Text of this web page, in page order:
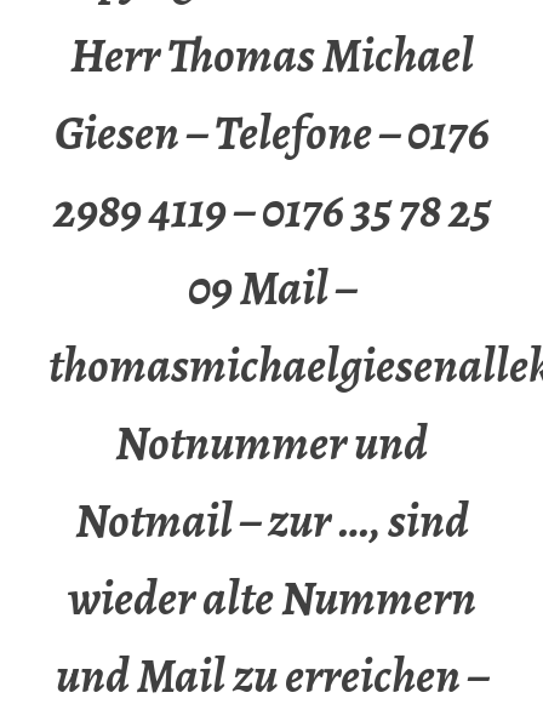
Herr Thomas Michael
Giesen – Telefone – 0176
2989 4119 – 0176 35 78 25
09 Mail –
Notnummer und
Notmail – zur …, sind
wieder alte Nummern
und Mail zu erreichen –